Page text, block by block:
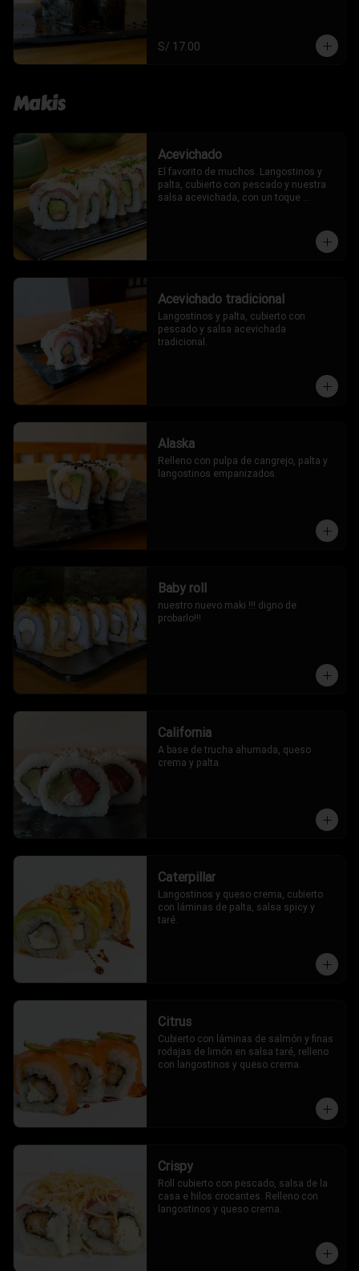
S/ 17.00
Makis
Acevichado
El favorito de muchos. Langostinos y
palta, cubierto con pescado y nuestra
salsa acevichada, con un toque
Acevichado tradicional
Langostinos y palta, cubierto con
pescado y salsa acevichada
tradicional.
Alaska
Relleno con pulpa de cangrejo, palta y
langostinos empanizados.
Baby roll
nuestro nuevo maki !!! digno de
probarlo!!!
California
A base de trucha ahumada, queso
crema y palta.
Caterpillar
Langostinos y queso crema, cubierto
con láminas de palta, salsa spicy y
taré.
Citrus
Cubierto con láminas de salmón y finas
rodajas de limón en salsa taré, relleno
con langostinos y queso crema.
Crispy
Roll cubierto con pescado, salsa de la
casa e hilos crocantes. Relleno con
langostinos y queso crema.